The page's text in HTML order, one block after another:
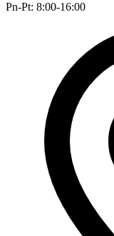
Pn-Pt: 8:00-16:00